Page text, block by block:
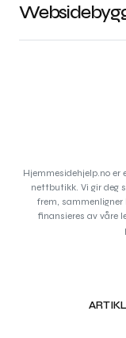
Hjemmesidehjelp.no er
nettbutikk. Vi gir deg
frem, sammenligner
finansieres av våre